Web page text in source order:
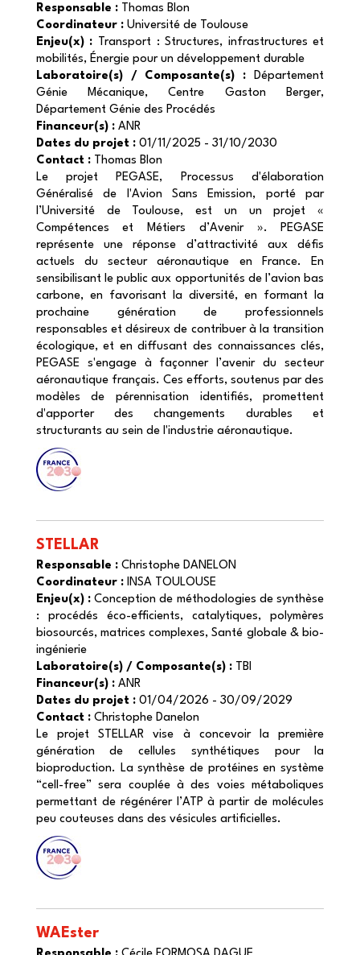
Responsable :Thomas Blon
Coordinateur :Université de Toulouse
Enjeu(x) : Transport : Structures, infrastructures et
mobilités, Énergie pour un développement durable
Laboratoire(s) / Composante(s) : Département
Génie Mécanique, Centre Gaston Berger,
Département Génie des Procédés
Financeur(s) :ANR
Dates du projet :01/11/2025 - 31/10/2030
Contact :Thomas Blon
Le projet PEGASE, Processus d'élaboration
Généralisé de l'Avion Sans Emission, porté par
l’Université de Toulouse, est un un projet «
Compétences et Métiers d’Avenir ». PEGASE
représente une réponse d’attractivité aux défis
actuels du secteur aéronautique en France. En
sensibilisant le public aux opportunités de l’avion bas
carbone, en favorisant la diversité, en formant la
prochaine génération de professionnels
responsables et désireux de contribuer à la transition
écologique, et en diffusant des connaissances clés,
PEGASE s'engage à façonner l’avenir du secteur
aéronautique français. Ces efforts, soutenus par des
modèles de pérennisation identifiés, promettent
d'apporter des changements durables et
structurants au sein de l'industrie aéronautique.
STELLAR
Responsable :Christophe DANELON
Coordinateur :INSA TOULOUSE
Enjeu(x) : Conception de méthodologies de synthèse
: procédés éco-efficients, catalytiques, polymères
biosourcés, matrices complexes, Santé globale & bio-
ingénierie
Laboratoire(s) / Composante(s) :TBI
Financeur(s) :ANR
Dates du projet :01/04/2026 - 30/09/2029
Contact :Christophe Danelon
Le projet STELLAR vise à concevoir la première
génération de cellules synthétiques pour la
bioproduction. La synthèse de protéines en système
“cell-free” sera couplée à des voies métaboliques
permettant de régénérer l’ATP à partir de molécules
peu couteuses dans des vésicules artificielles.
WAEster